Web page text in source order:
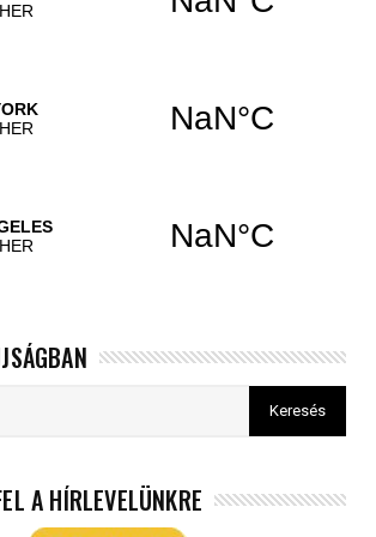
A HÍRLEVELÜNKRE